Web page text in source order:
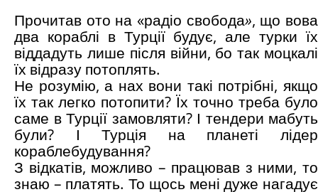
Прочитав ото на «радіо свобода», що вова
два кораблі в Турції будує, але турки їх
віддадуть лише після війни, бо так моцкалі
їх відразу потоплять.
Не розумію, а нах вони такі потрібні, якщо
їх так легко потопити? Їх точно треба було
саме в Турції замовляти? І тендери мабуть
були? І Турція на планеті лідер
кораблебудування?
З відкатів, можливо – працював з ними, то
знаю – платять. То щось мені дуже нагадує